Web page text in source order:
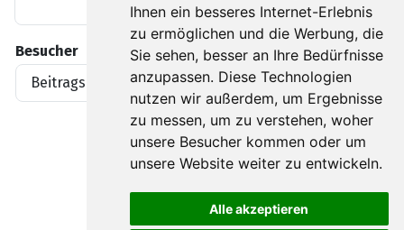
Ihnen ein besseres Internet-Erlebnis
zu ermöglichen und die Werbung, die
Sie sehen, besser an Ihre Bedürfnisse
anzupassen. Diese Technologien
nutzen wir außerdem, um Ergebnisse
zu messen, um zu verstehen, woher
unsere Besucher kommen oder um
unsere Website weiter zu entwickeln.
Alle akzeptieren
Besucher
Beitragsaufrufe
1919396